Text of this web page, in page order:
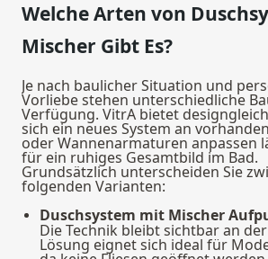
Welche Arten von
Mischer Gibt Es?
Je nach baulicher Situation und
Vorliebe stehen unterschiedliche
Verfügung. VitrA bietet
sich ein neues System an
oder Wannenarmaturen anpassen
für ein ruhiges Gesamtbild im Bad.
Grundsätzlich unterscheiden Sie
folgenden Varianten:
Duschsystem mit Mischer
Die Technik bleibt sichtbar an
Lösung eignet sich ideal für